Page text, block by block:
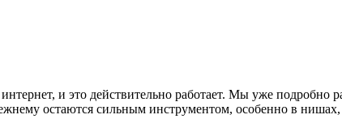
и это действительно работает. Мы уже подробно
остаются сильным инструментом, особенно в